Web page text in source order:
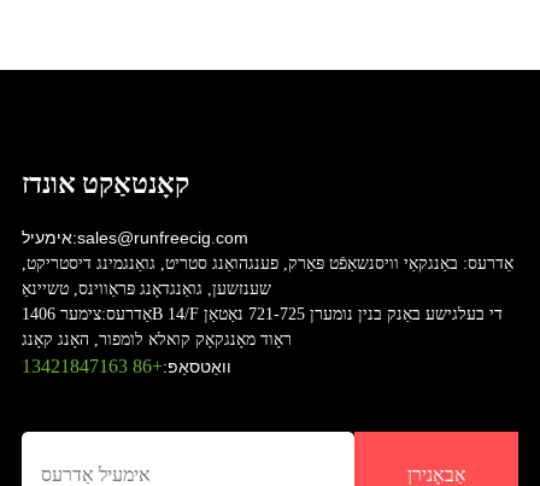
קאָנטאַקט אונדז
אימעיל:sales@runfreecig.com
אַדרעס: באַנגקאַי וויסנשאַפֿט פּאַרק, פענגהואַנג סטריט, גואַנגמינג דיסטריקט,
שענזשען, גואַנגדאָנג פּראַווינס, טשיינאַ
אַדרעס:
צימער 1406B 14/F די בעלגישע באַנק בנין נומערן 721-725 נאַטאַן
ראָוד מאָנגקאָק קואלא לומפור, האָנג קאָנג
וואַטסאַפּ:+86 13421847163
אַבאָנירן